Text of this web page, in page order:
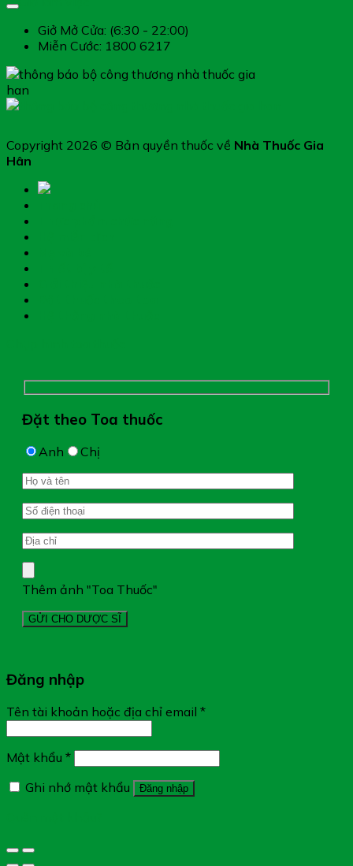
Giở Mở Cửa: (6:30 - 22:00)
Miễn Cước: 1800 6217
Copyright 2026 © Bản quyền thuốc về Nhà Thuốc Gia
Hân
Đặt theo Toa thuốc
Anh Chị
Thêm ảnh "Toa Thuốc"
Đăng nhập
Tên tài khoản hoặc địa chỉ email *
Mật khẩu *
Ghi nhớ mật khẩu
Đăng nhập